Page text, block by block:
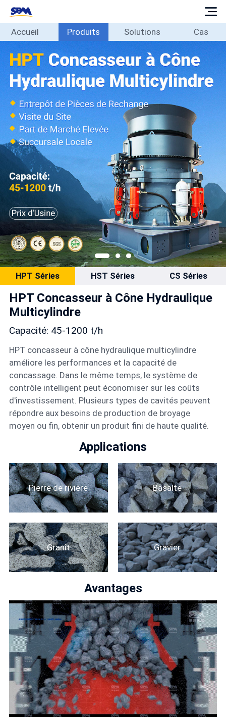
Accueil
Produits
Solutions
Cas
Blog
À
Contact
Français
Accueil Produits Solutions Cas
HPT Séries HST Séries CS Séries
HPT Concasseur à Cône Hydraulique
Multicylindre
Capacité: 45-1200 t/h
HPT concasseur à cône hydraulique multicylindre
améliore les performances et la capacité de
concassage. Dans le même temps, le système de
contrôle intelligent peut économiser sur les coûts
d'investissement. Plusieurs types de cavités peuvent
répondre aux besoins de production de broyage
moyen ou fin, obtenir un produit fini de haute qualité.
Applications
Pierre de rivière Basalte
Granit Gravier
Avantages